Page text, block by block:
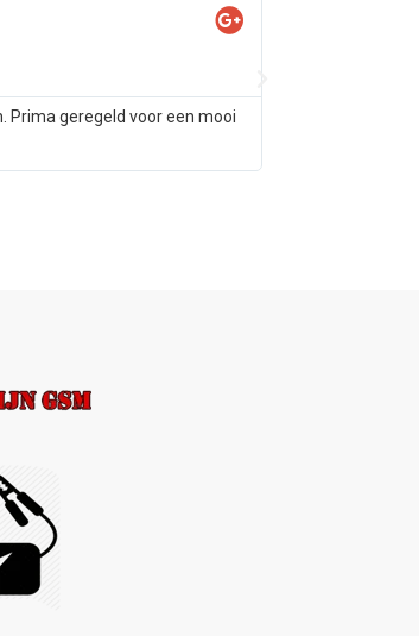
Prima geregeld voor een mooi